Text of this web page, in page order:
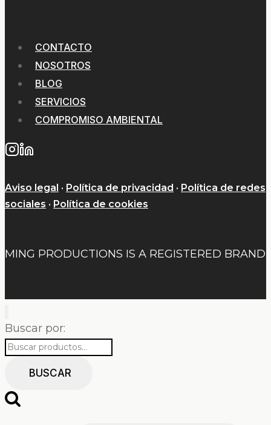
CONTACTO
NOSOTROS
BLOG
SERVICIOS
COMPROMISO AMBIENTAL
Aviso legal · Política de privacidad · Política de redes
sociales · Política de cookies
MING PRODUCTIONS IS A REGISTERED BRAND
Buscar por:
BUSCAR